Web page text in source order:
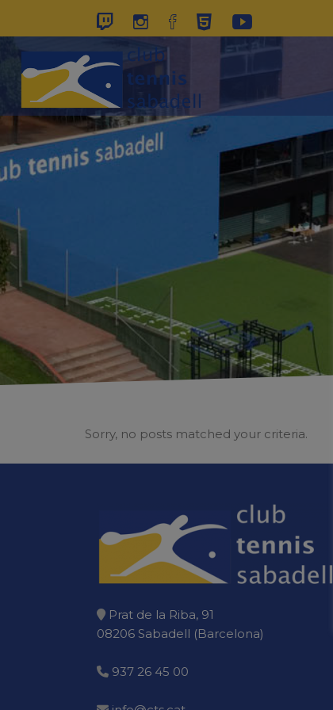
Sorry, no posts matched your criteria.
Prat de la Riba, 91
08206 Sabadell (Barcelona)
937 26 45 00